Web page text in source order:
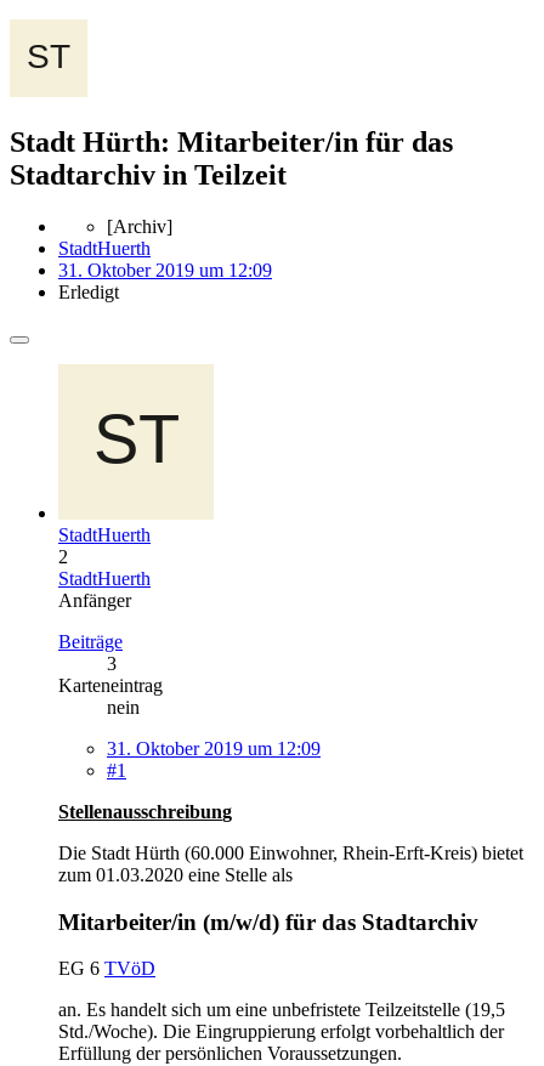
Stadt Hürth: Mitarbeiter/in für das
Stadtarchiv in Teilzeit
[Archiv]
StadtHuerth
31. Oktober 2019 um 12:09
Erledigt
StadtHuerth
2
StadtHuerth
Anfänger
Beiträge
3
Karteneintrag
nein
31. Oktober 2019 um 12:09
#1
Stellenausschreibung
Die Stadt Hürth (60.000 Einwohner, Rhein-Erft-Kreis) bietet
zum 01.03.2020 eine Stelle als
Mitarbeiter/in (m/w/d) für das Stadtarchiv
EG 6 TVöD
an. Es handelt sich um eine unbefristete Teilzeitstelle (19,5
Std./Woche). Die Eingruppierung erfolgt vorbehaltlich der
Erfüllung der persönlichen Voraussetzungen.